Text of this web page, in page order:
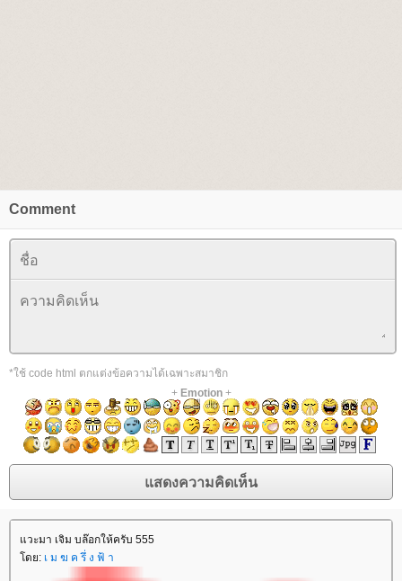
Comment
*ใช้ code html ตกแต่งข้อความได้เฉพาะสมาชิก
+ Emotion+
วะมา เจิม บล๊อกให้ครับ 555
ดย: เ ม ฆ ค รึ่ ง ฟ้ า